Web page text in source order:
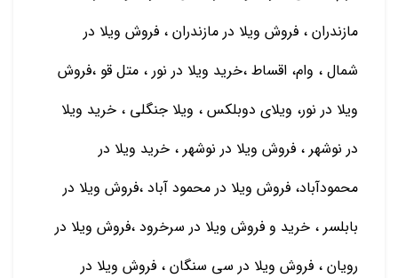
مازندران ، فروش ویلا در مازندران ، فروش ویلا در
شمال ، وام، اقساط ،خرید ویلا در نور ، متل قو ،فروش
ویلا در نور، ویلای دوبلکس ، ویلا جنگلی ، خرید ویلا
در نوشهر ، فروش ویلا در نوشهر ، خرید ویلا در
محمودآباد، فروش ویلا در محمود آباد ،فروش ویلا در
بابلسر ، خرید و فروش ویلا در سرخرود ،فروش ویلا در
رویان ، فروش ویلا در سی سنگان ، فروش ویلا در